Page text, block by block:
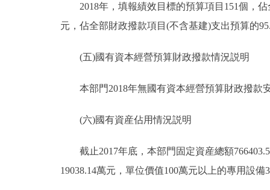
2018年，填報績效目標的預算項目151個，佔
元，佔全部財政撥款項目(不含基建)支出預算的
(五)國有資本經營預算財政撥款情況説明
本部門2018年無國有資本經營預算財政撥款
(六)國有資産佔用情況説明
截止2017年底，本部門固定資産總額
19038.14萬元，單位價值100萬元以上的專用設備